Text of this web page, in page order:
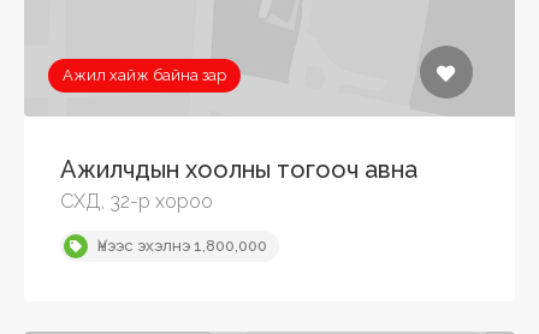
Ажил хайж байна зар
Ажилчдын хоолны тогооч авна
СХД, 32-р хороо
Үнээс эхэлнэ 1,800,000